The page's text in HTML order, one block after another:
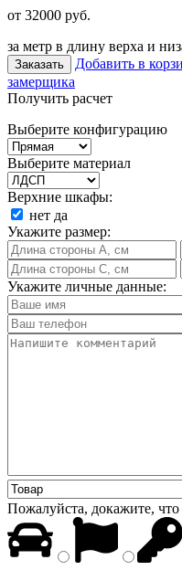
от 32000 руб.
за метр в длину верха и
Заказать Добавить в
замерщика
Получить расчет
Выберите конфигурацию
Выберите материал
Верхние шкафы:
нет да
Укажите размер:
Укажите личные данные:
Пожалуйста, докажите,